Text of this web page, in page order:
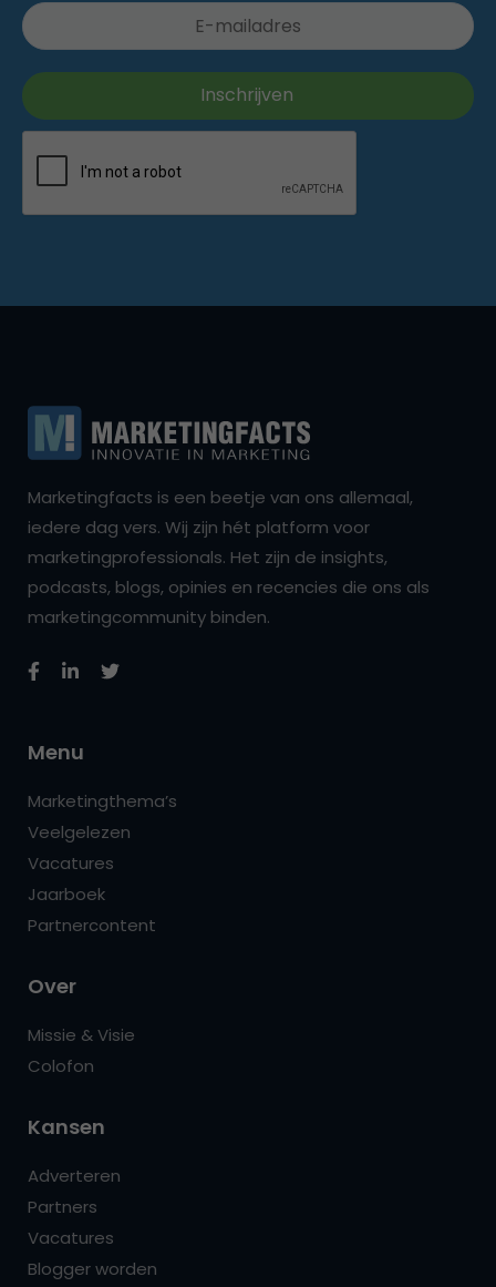
Marketingfacts is een beetje van ons allemaal,
iedere dag vers. Wij zijn hét platform voor
marketingprofessionals. Het zijn de insights,
podcasts, blogs, opinies en recencies die ons als
marketingcommunity binden.
Menu
Marketingthema’s
Veelgelezen
Vacatures
Jaarboek
Partnercontent
Over
Missie & Visie
Colofon
Kansen
Adverteren
Partners
Vacatures
Blogger worden